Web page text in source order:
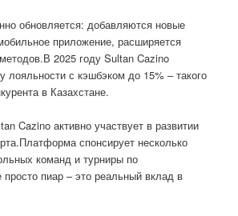
обновляется: добавляются новые
приложение, расширяется
2025 году Sultan Cazino
лояльности с кэшбэком до 15% – такого
в Казахстане.
Cazino активно участвует в развитии
спонсирует несколько
команд и турниры по
просто пиар – это реальный вклад в